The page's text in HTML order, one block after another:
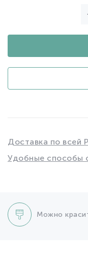
Доставка по всей
Удобные способы
Можно